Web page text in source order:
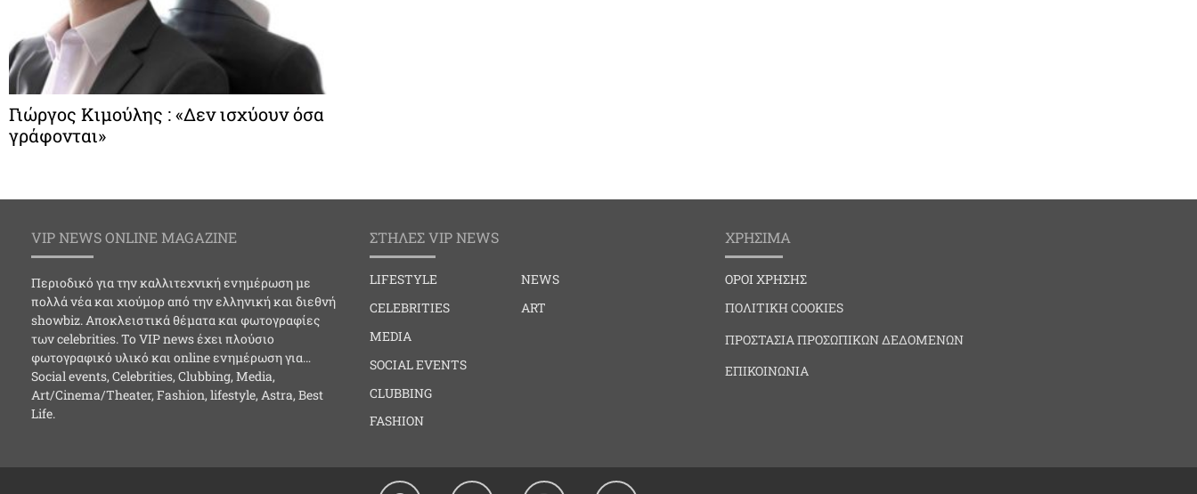
Γιώργος Κιμούλης : «Δεν ισχύουν όσα
γράφονται»
VIP NEWS ONLINE MAGAZINE
Περιοδικό για την καλλιτεχνική ενημέρωση με
πολλά νέα και χιούμορ από την ελληνική και διεθνή
showbiz. Αποκλειστικά θέματα και φωτογραφίες
των celebrities. Το VIP news έχει πλούσιο
φωτογραφικό υλικό και online ενημέρωση για…
Social events, Celebrities, Clubbing, Media,
Art/Cinema/Theater, Fashion, lifestyle, Astra, Best
Life.
ΣΤΗΛΕΣ VIP NEWS
LIFESTYLE
CELEBRITIES
MEDIA
SOCIAL EVENTS
CLUBBING
FASHION
NEWS
ART
ΧΡΗΣΙΜΑ
ΟΡΟΙ ΧΡΗΣΗΣ
ΠΟΛΙΤΙΚΗ COOKIES
ΠΡΟΣΤΑΣΙΑ ΠΡΟΣΩΠΙΚΩΝ ΔΕΔΟΜΕΝΩΝ
ΕΠΙΚΟΙΝΩΝΙΑ